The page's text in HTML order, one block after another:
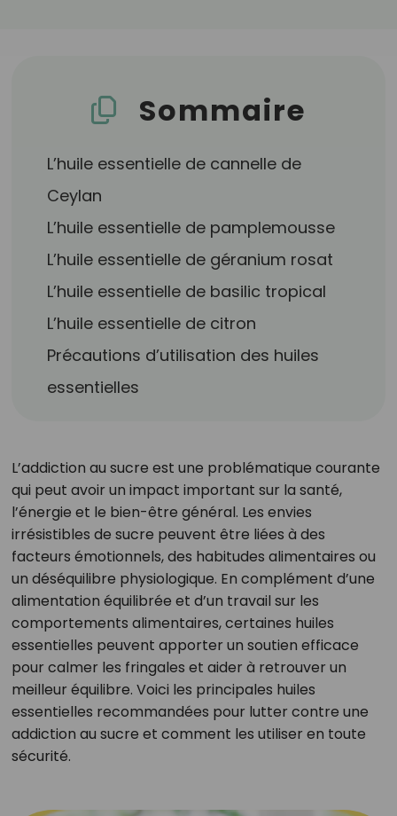
Sommaire
L’huile essentielle de cannelle de
Ceylan
L’huile essentielle de pamplemousse
L’huile essentielle de géranium rosat
L’huile essentielle de basilic tropical
L’huile essentielle de citron
Précautions d’utilisation des huiles
essentielles
L’addiction au sucre est une problématique courante
qui peut avoir un impact important sur la santé,
l’énergie et le bien-être général. Les envies
irrésistibles de sucre peuvent être liées à des
facteurs émotionnels, des habitudes alimentaires ou
un déséquilibre physiologique. En complément d’une
alimentation équilibrée et d’un travail sur les
comportements alimentaires, certaines huiles
essentielles peuvent apporter un soutien efficace
pour calmer les fringales et aider à retrouver un
meilleur équilibre. Voici les principales huiles
essentielles recommandées pour lutter contre une
addiction au sucre et comment les utiliser en toute
sécurité.